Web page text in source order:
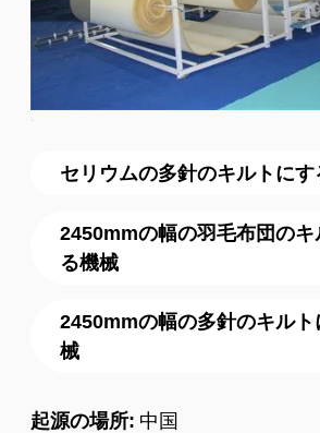
セリウムの多針のキルトにす
2450mmの幅の羽毛布団のキ
る機械
2450mmの幅の多針のキルト
械
起源の場所: 中国